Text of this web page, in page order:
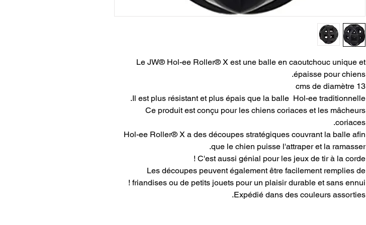
Le JW® Hol-ee Roller® X est une balle en caoutchouc unique et
épaisse pour chiens.
13 cms de diamètre
Il est plus résistant et plus épais que la balle Hol-ee traditionnelle.
Ce produit est conçu pour les chiens coriaces et les mâcheurs
coriaces.
Hol-ee Roller® X a des découpes stratégiques couvrant la balle afin
que le chien puisse l'attraper et la ramasser.
C'est aussi génial pour les jeux de tir à la corde !
Les découpes peuvent également être facilement remplies de
friandises ou de petits jouets pour un plaisir durable et sans ennui !
Expédié dans des couleurs assorties.